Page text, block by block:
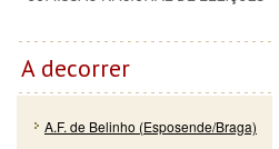
A decorrer
A.F. de Belinho (Esposende/Braga)